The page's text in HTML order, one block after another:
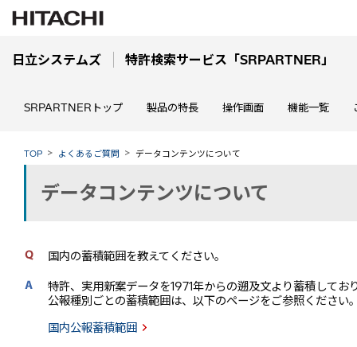
日立システムズ 特許検索サービス「SRPARTNER」
SRPARTNERトップ 製品の特長 操作画面 機能一覧
TOP よくあるご質問 データコンテンツについて
データコンテンツについて
国内の蓄積範囲を教えてください。
特許、実用新案データを1971年からの遡及文より蓄積してお
公報種別ごとの蓄積範囲は、以下のページをご参照ください
国内公報蓄積範囲